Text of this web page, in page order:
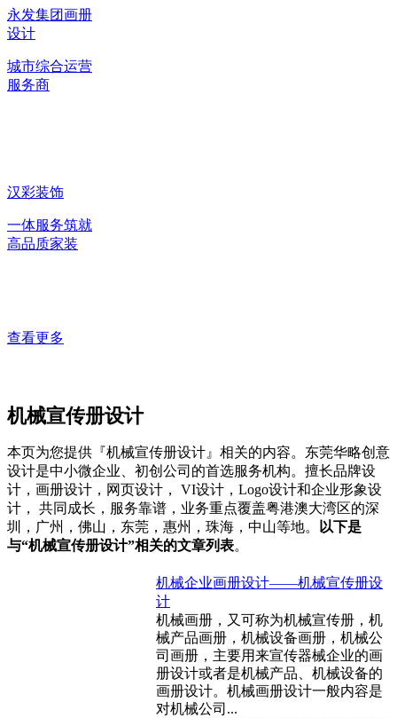
永发集团画册
设计
城市综合运营
服务商
汉彩装饰
一体服务筑就
高品质家装
查看更多
机械宣传册设计
本页为您提供『机械宣传册设计』相关的内容。东莞华略创意
设计是中小微企业、初创公司的首选服务机构。擅长品牌设
计，画册设计，网页设计， VI设计，Logo设计和企业形象设
计， 共同成长，服务靠谱，业务重点覆盖粤港澳大湾区的深
圳，广州，佛山，东莞，惠州，珠海，中山等地。
以下是
与“机械宣传册设计”相关的文章列表。
机械企业画册设计——机械宣传册设
计
机械画册，又可称为机械宣传册，机
械产品画册，机械设备画册，机械公
司画册，主要用来宣传器械企业的画
册设计或者是机械产品、机械设备的
画册设计。机械画册设计一般内容是
对机械公司...